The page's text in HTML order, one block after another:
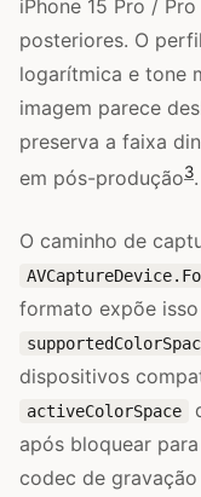
iPhone 15 Pro /
posteriores. O
logarítmica e tone
imagem parece
preserva a faixa
em pós-produção3.
O caminho de
formato expõe
dispositivos
activeColorSpace
após bloquear
codec de